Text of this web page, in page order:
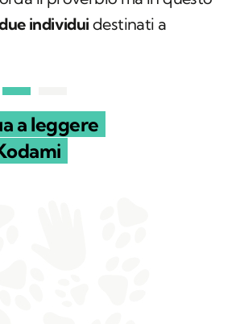
individui destinati a
a leggere